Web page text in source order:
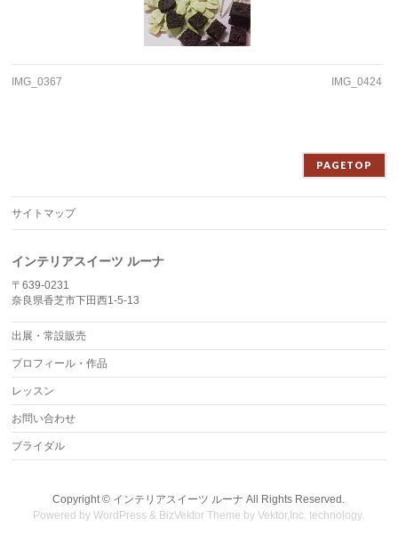
IMG_0367 IMG_0424
PAGETOP
サイトマップ
インテリアスイーツ ルーナ
〒639-0231
奈良県香芝市下田西1-5-13
出展・常設販売
プロフィール・作品
レッスン
お問い合わせ
ブライダル
Copyright © インテリアスイーツ ルーナ All Rights Reserved.
Powered byWordPress & BizVektor Theme byVektor,Inc. technology.